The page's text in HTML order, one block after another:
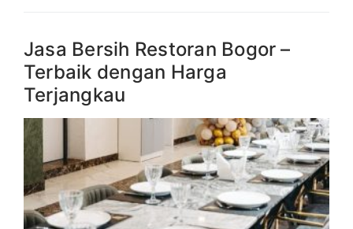
Jasa Bersih Restoran Bogor –
Terbaik dengan Harga
Terjangkau